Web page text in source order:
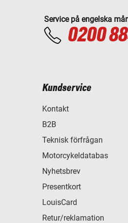
Service på engelska
0200
Kundservice
Kontakt
B2B
Teknisk förfrågan
Motorcykeldatabas
Nyhetsbrev
Presentkort
LouisCard
Retur/reklamation